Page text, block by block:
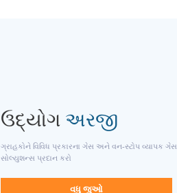
ઉદ્યોગ અરજી
ગ્રાહકોને વિવિધ પ્રકારના ગેસ અને વન-સ્ટોપ વ્યાપક ગેસ
સોલ્યુશન્સ પ્રદાન કરો
વધુ જુઓ